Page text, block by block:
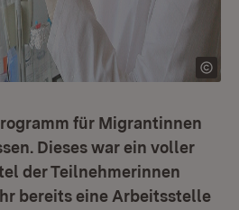
für Migrantinnen
Dieses war ein voller
der Teilnehmerinnen
bereits eine Arbeitsstelle